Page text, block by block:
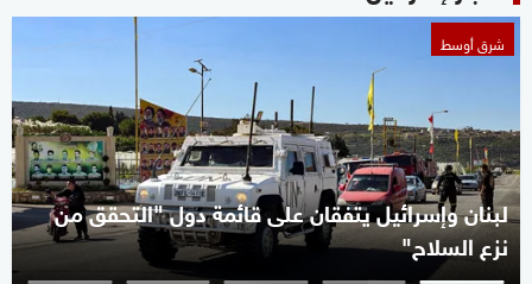
شرق أوسط
لبنان وإسرائيل يتفقان على قائمة دول "التحقق من
نزع السلاح"